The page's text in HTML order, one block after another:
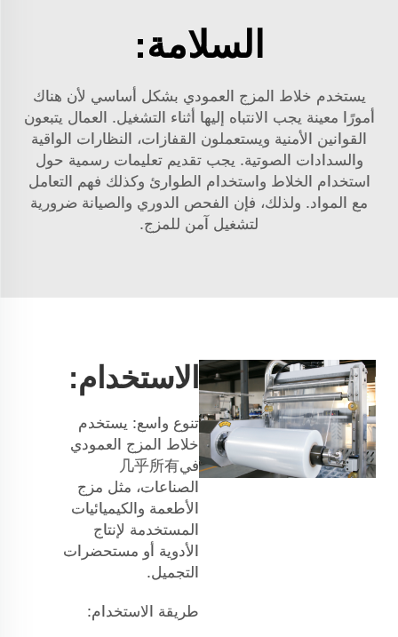
السلامة:
يستخدم خلاط المزج العمودي بشكل أساسي لأن هناك
أمورًا معينة يجب الانتباه إليها أثناء التشغيل. العمال يتبعون
القوانين الأمنية ويستعملون القفازات، النظارات الواقية
والسدادات الصوتية. يجب تقديم تعليمات رسمية حول
استخدام الخلاط واستخدام الطوارئ وكذلك فهم التعامل
مع المواد. ولذلك، فإن الفحص الدوري والصيانة ضرورية
لتشغيل آمن للمزج.
الاستخدام:
تنوع واسع: يستخدم
خلاط المزج العمودي
في几乎所有
الصناعات، مثل مزج
الأطعمة والكيميائيات
المستخدمة لإنتاج
الأدوية أو مستحضرات
التجميل.
طريقة الاستخدام: